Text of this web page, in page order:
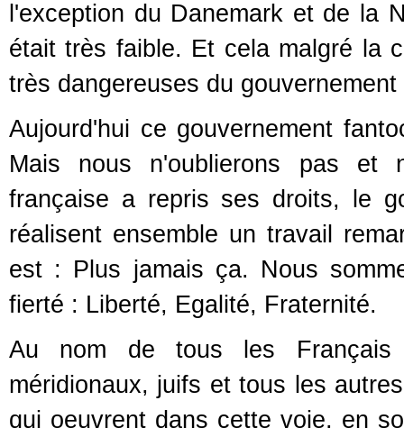
l'exception du Danemark et de la
était très faible. Et cela malgré la
très dangereuses du
Aujourd'hui ce gouvernement
Mais nous n'oublierons pas et
française a repris ses droits, le
réalisent ensemble un travail
est : Plus jamais ça. Nous
fierté : Liberté, Egalité, Fraternité.
Au nom de tous les Français
méridionaux, juifs et tous les
qui oeuvrent dans cette voie, en